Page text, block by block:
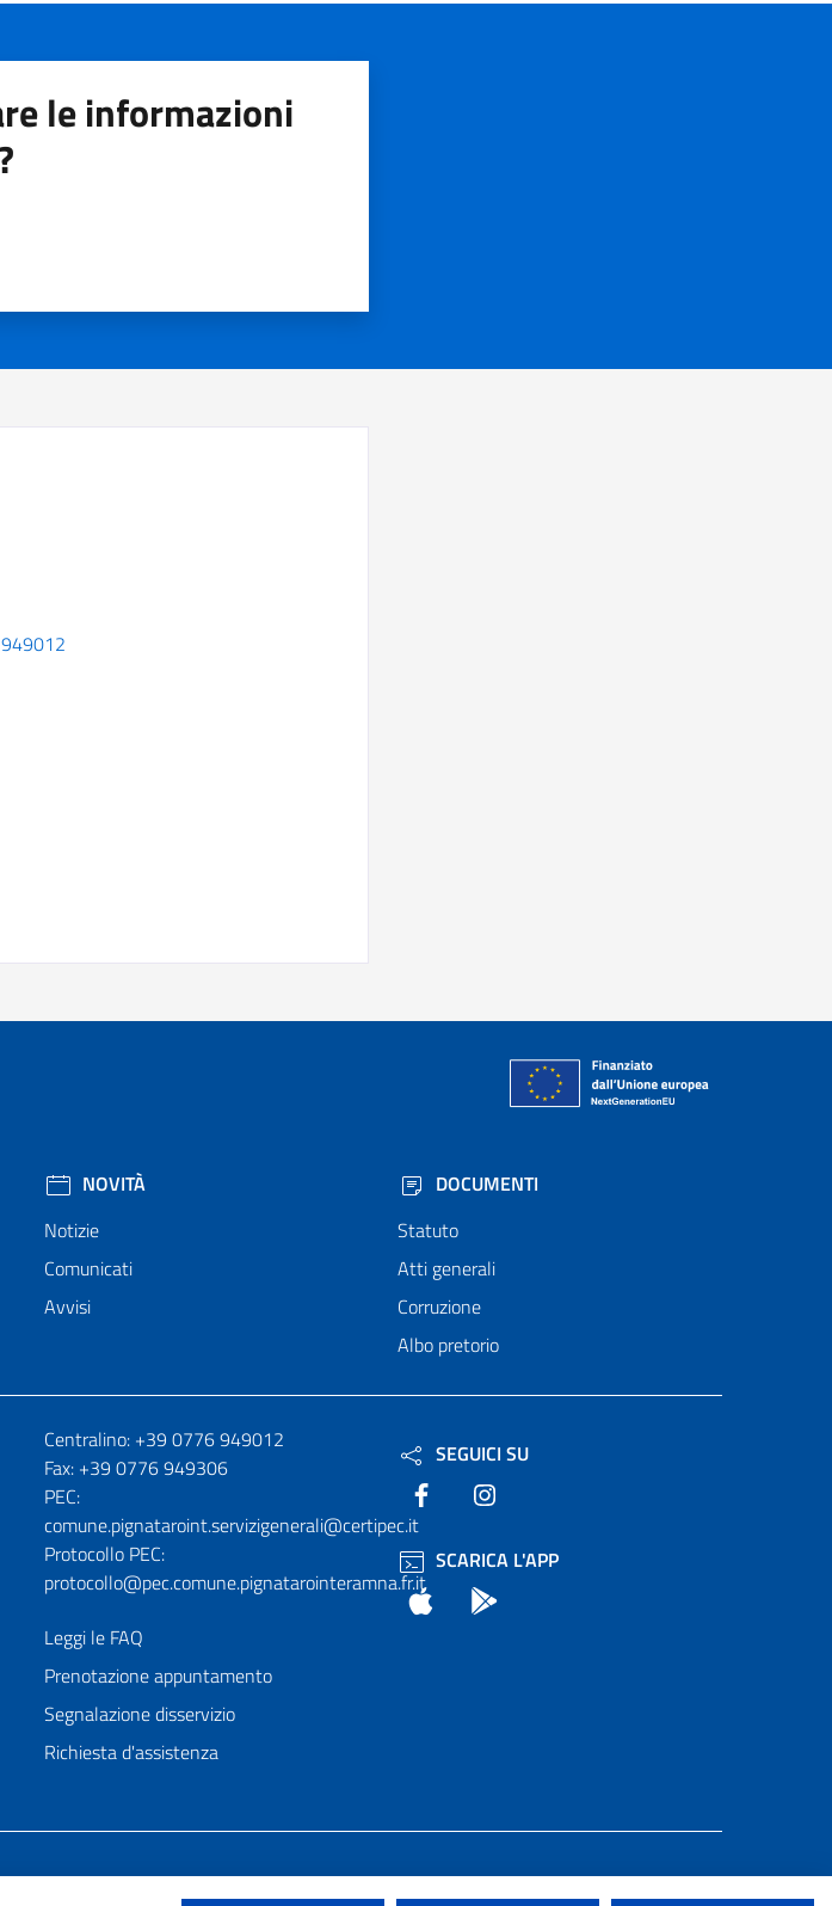
le informazioni
NOVITÀ
Notizie
Comunicati
Avvisi
DOCUMENTI
Statuto
Atti generali
Corruzione
Albo pretorio
Numeri utili
Centralino: +39 0776 949012
Fax: +39 0776 949306
PEC:
comune.pignataroint.servizigenerali@certipec.it
Protocollo PEC:
protocollo@pec.comune.pignatarointeramna.fr.it
Leggi le FAQ
Prenotazione appuntamento
Segnalazione disservizio
Richiesta d'assistenza
SEGUICI SU
Facebook
SCARICA L'APP
App Store